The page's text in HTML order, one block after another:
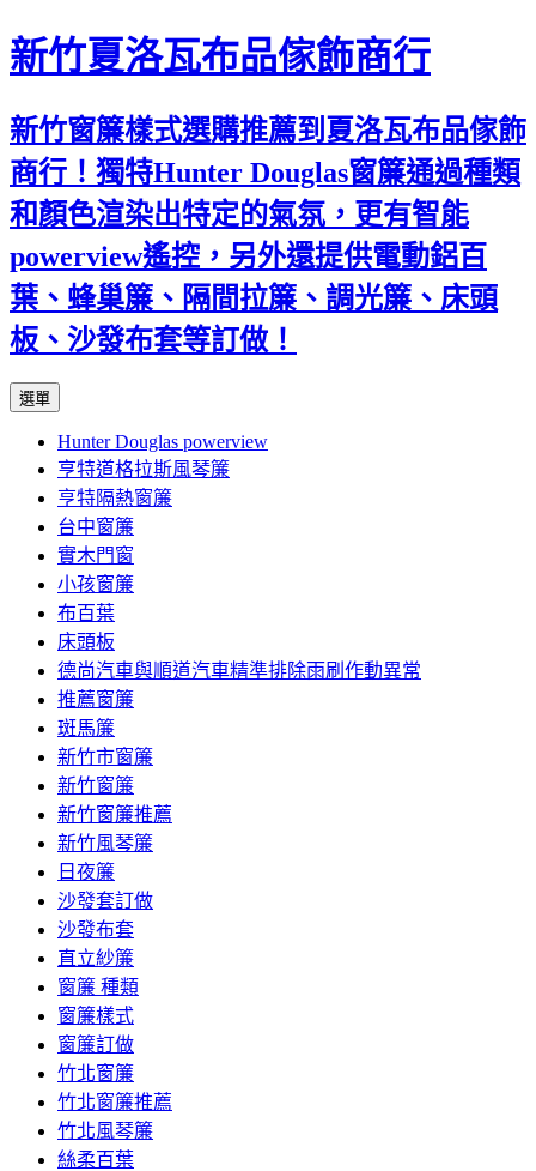
新竹夏洛瓦布品傢飾商行
新竹窗簾樣式選購推薦到夏洛瓦布品傢飾
商行！獨特Hunter Douglas窗簾通過種類
和顏色渲染出特定的氣氛，更有智能
powerview遙控，另外還提供電動鋁百
葉、蜂巢簾、隔間拉簾、調光簾、床頭
板、沙發布套等訂做！
選單
內
容
Hunter Douglas powerview
亨特道格拉斯風琴簾
亨特隔熱窗簾
台中窗簾
實木門窗
小孩窗簾
布百葉
床頭板
德尚汽車與順道汽車精準排除雨刷作動異常
推薦窗簾
斑馬簾
新竹市窗簾
新竹窗簾
新竹窗簾推薦
新竹風琴簾
日夜簾
沙發套訂做
沙發布套
直立紗簾
窗簾 種類
窗簾樣式
窗簾訂做
竹北窗簾
竹北窗簾推薦
竹北風琴簾
絲柔百葉